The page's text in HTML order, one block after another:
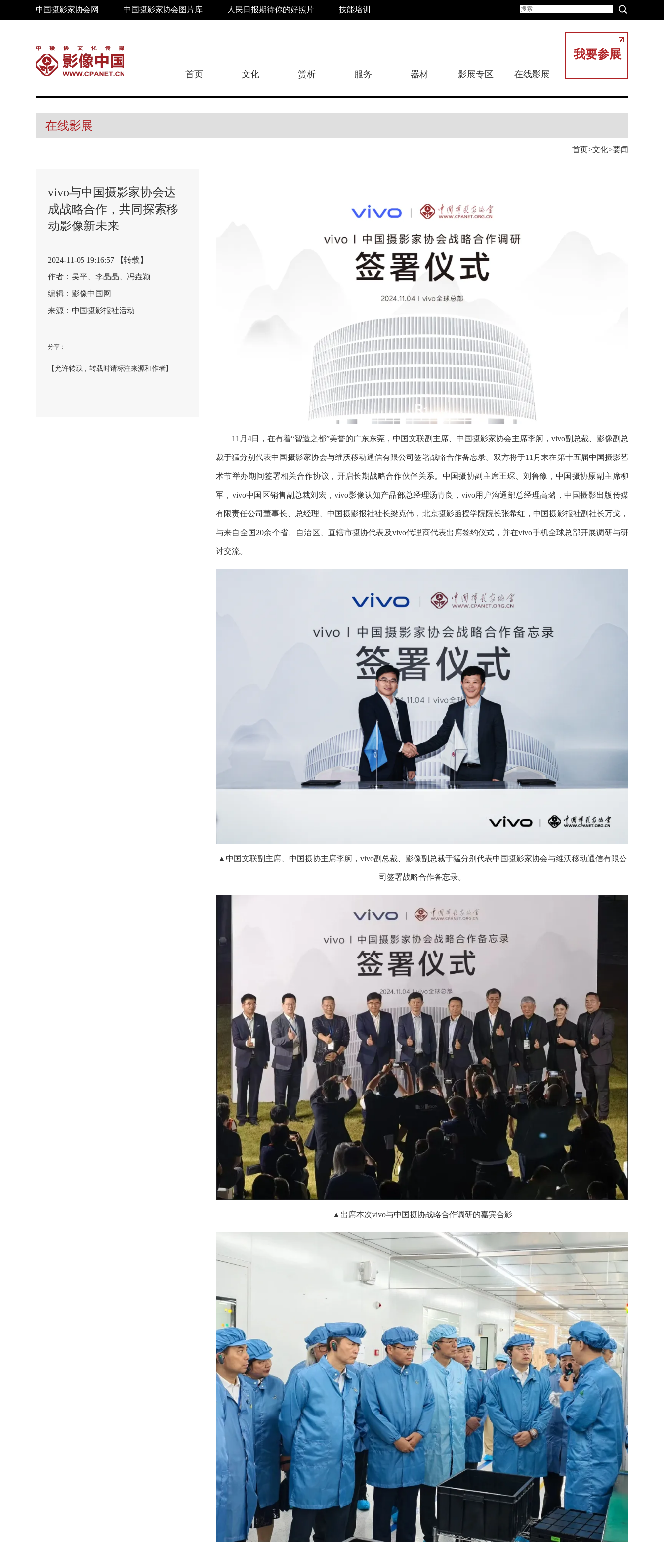
中国摄影家协会网 中国摄影家协会图片库 人民日报期待你的好照片 技能培训
我要参展
首页 文化 赏析 服务 器材 影展专区 在线影展
在线影展
首页 文化 要闻
vivo与中国摄影家协会达
成战略合作，共同探索移
动影像新未来
2024-11-05 19:16:57 【转载】
作者：吴平、李晶晶、冯垚颖
编辑：影像中国网
来源：中国摄影报社活动
分享：
【允许转载，转载时请标注来源和作者】
11月4日，在有着“智造之都”美誉的广东东莞，中国文联副主席、中国摄影家协会主席李舸，vivo副总裁、影像副总
裁于猛分别代表中国摄影家协会与维沃移动通信有限公司签署战略合作备忘录。双方将于11月末在第十五届中国摄影艺
术节举办期间签署相关合作协议，开启长期战略合作伙伴关系。中国摄协副主席王琛、刘鲁豫，中国摄协原副主席柳
军，vivo中国区销售副总裁刘宏，vivo影像认知产品部总经理汤青良，vivo用户沟通部总经理高璐，中国摄影出版传媒
有限责任公司董事长、总经理、中国摄影报社社长梁克伟，北京摄影函授学院院长张希红，中国摄影报社副社长万戈，
与来自全国20余个省、自治区、直辖市摄协代表及vivo代理商代表出席签约仪式，并在vivo手机全球总部开展调研与研
讨交流。
▲中国文联副主席、中国摄协主席李舸，vivo副总裁、影像副总裁于猛分别代表中国摄影家协会与维沃移动通信有限公
司签署战略合作备忘录。
▲出席本次vivo与中国摄协战略合作调研的嘉宾合影